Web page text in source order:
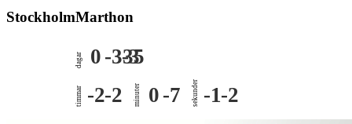
StockholmMarthon
dagar 0 -335
-3
timmar -2-2 minuter 0 -7 sekunder -1-2